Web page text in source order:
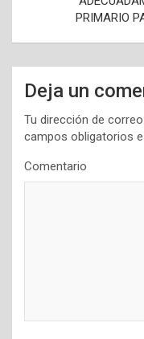
PRIMARIO
Deja un
Tu dirección de
campos obligatorios
Comentario